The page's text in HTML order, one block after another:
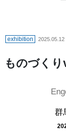
exhibition 2025.05.12
ものづく
群